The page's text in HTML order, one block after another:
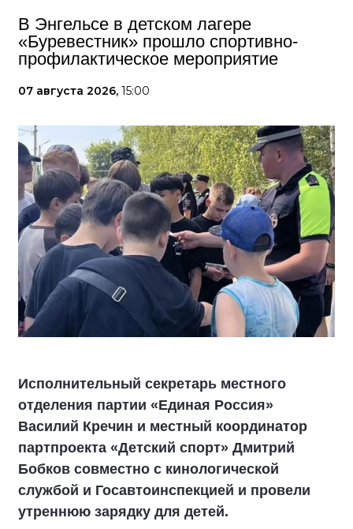
В Энгельсе в детском лагере
«Буревестник» прошло спортивно-
профилактическое мероприятие
07 августа 2026, 15:00
Исполнительный секретарь местного
отделения партии «Единая Россия»
Василий Кречин и местный координатор
партпроекта «Детский спорт» Дмитрий
Бобков совместно с кинологической
службой и Госавтоинспекцией и провели
утреннюю зарядку для детей.